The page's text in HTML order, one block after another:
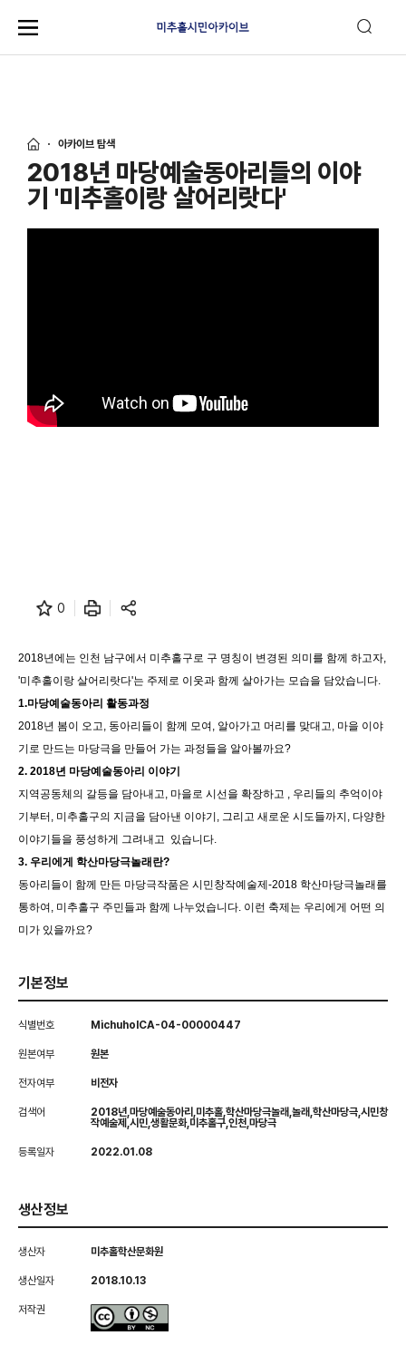
아카이브 탐색
2018년 마당예술동아리들의 이야
기 '미추홀이랑 살어리랏다'
0
2018년에는 인천 남구에서 미추홀구로 구 명칭이 변경된 의미를 함께 하고자,
'미추홀이랑 살어리랏다'는 주제로 이웃과 함께 살아가는 모습을 담았습니다.
1.마당예술동아리 활동과정
2018년 봄이 오고, 동아리들이 함께 모여, 알아가고 머리를 맞대고, 마을 이야
기로 만드는 마당극을 만들어 가는 과정들을 알아볼까요?
2. 2018년 마당예술동아리 이야기
지역공동체의 갈등을 담아내고, 마을로 시선을 확장하고 , 우리들의 추억이야
기부터, 미추홀구의 지금을 담아낸 이야기, 그리고 새로운 시도들까지, 다양한
이야기들을 풍성하게 그려내고 있습니다.
3. 우리에게 학산마당극놀래란?
동아리들이 함께 만든 마당극작품은 시민창작예술제-2018 학산마당극놀래를
통하여, 미추홀구 주민들과 함께 나누었습니다. 이런 축제는 우리에게 어떤 의
미가 있을까요?
기본정보
식별번호 MichuholCA-04-00000447
원본여부 원본
전자여부 비전자
검색어
2018년,마당예술동아리,미추홀,학산마당극놀래,놀래,학산마당극,시민창
작예술제,시민,생활문화,미추홀구,인천,마당극
등록일자 2022.01.08
생산정보
생산자 미추홀학산문화원
생산일자 2018.10.13
저작권